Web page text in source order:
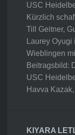
USC
Kürzlich
Till Geitner,
Laurey
Wieblingen
Beitragsbild:
USC
Havva
KIYARA